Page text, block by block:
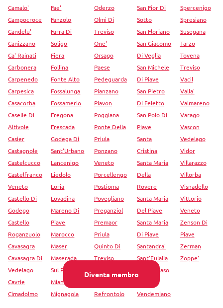
Diventa membro
Camalo'
Campocroce
Candelu'
Canizzano
Ca' Rainati
Carbonera
Carpenedo
Carpesica
Casacorba
Caselle Di
Altivole
Casier
Castagnole
Castelcucco
Castelfranco
Veneto
Castello Di
Godego
Castello
Roganzuolo
Cavasagra
Cavasagra Di
Vedelago
Cavrie
Cimadolmo
Fae'
Fanzolo
Farra Di
Soligo
Fiera
Follina
Fonte Alto
Fossalunga
Fossamerlo
Fregona
Frescada
Godega Di
Sant'Urbano
Lancenigo
Liedolo
Loria
Lovadina
Mareno Di
Piave
Marocco
Maser
Maserada
Sul Piave
Miane
Mignagola
Oderzo
Olmi Di
Treviso
One'
Orsago
Paese
Pedeguarda
Pianzano
Piavon
Poggiana
Ponte Della
Priula
Ponzano
Veneto
Porcellengo
Postioma
Povegliano
Preganziol
Premaor
Priula
Quinto Di
Treviso
Refrontolo
San Fior Di
Sotto
San Floriano
San Giacomo
Di Veglia
San Michele
Di Piave
San Pietro
Di Feletto
San Polo Di
Piave
Santa
Cristina
Santa Maria
Della
Rovere
Santa Maria
Del Piave
Santa Maria
Di Piave
Santandra'
Sant'Eulalia
San Trovaso
Vendemiano
Spercenigo
Spresiano
Susegana
Tarzo
Tovena
Treviso
Vacil
Valla'
Valmareno
Varago
Vascon
Vedelago
Vidor
Villarazzo
Villorba
Visnadello
Vittorio
Veneto
Zenson Di
Piave
Zerman
Zoppe'